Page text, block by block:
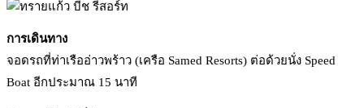
การเดินทาง
จอดรถที่ท่าเรืออ่าวพร้าว (เครือ Samed Resorts) ต่อด้วยนั่ง Speed
Boat อีกประมาณ 15 นาที